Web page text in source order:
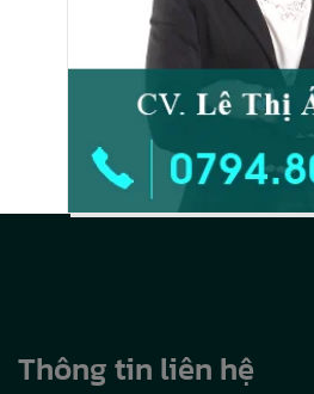
Thông tin liên hệ